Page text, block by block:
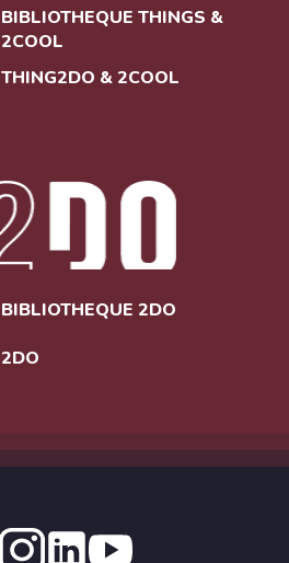
BIBLIOTHEQUE THINGS &
2COOL
THING2DO & 2COOL
BIBLIOTHEQUE 2DO
2DO